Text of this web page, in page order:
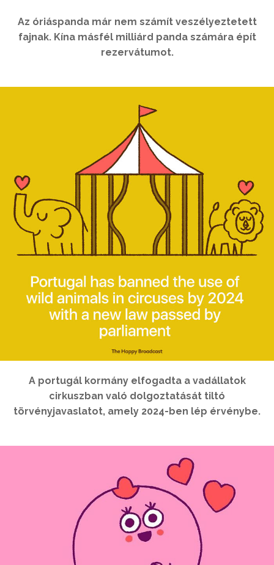
Az óriáspanda már nem számít veszélyeztetett
fajnak. Kína másfél milliárd panda számára épít
rezervátumot.
A portugál kormány elfogadta a vadállatok
cirkuszban való dolgoztatását tiltó
törvényjavaslatot, amely 2024-ben lép érvénybe.